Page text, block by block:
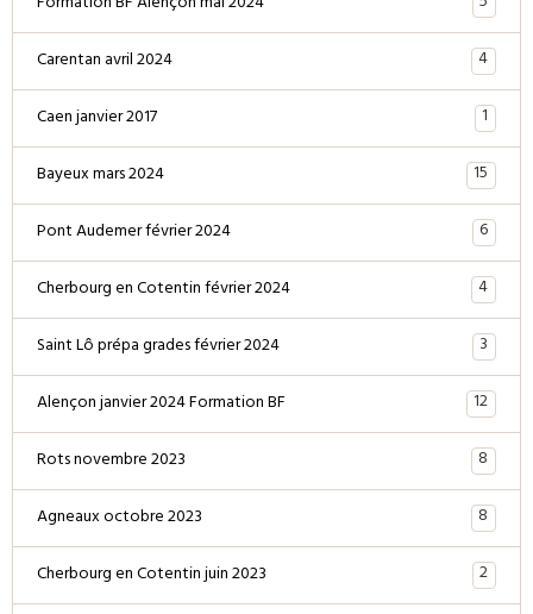
Carentan avril 2024
4
Caen janvier 2017
1
Bayeux mars 2024
15
Pont Audemer février 2024
6
Cherbourg en Cotentin février 2024
4
Saint Lô prépa grades février 2024
3
Alençon janvier 2024 Formation BF
12
Rots novembre 2023
8
Agneaux octobre 2023
8
Cherbourg en Cotentin juin 2023
2